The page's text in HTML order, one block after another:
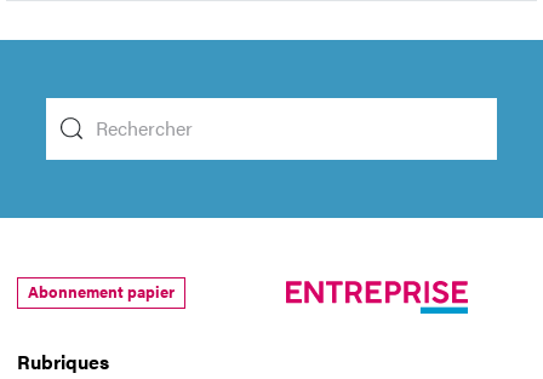
Rubriques
Abonnement papier